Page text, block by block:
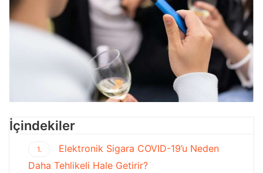
İçindekiler
1.
Elektronik Sigara COVID-19’u Neden
Daha Tehlikeli Hale Getirir?